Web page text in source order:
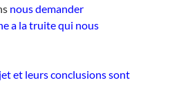
nous demander
a la truite qui nous
et leurs conclusions sont